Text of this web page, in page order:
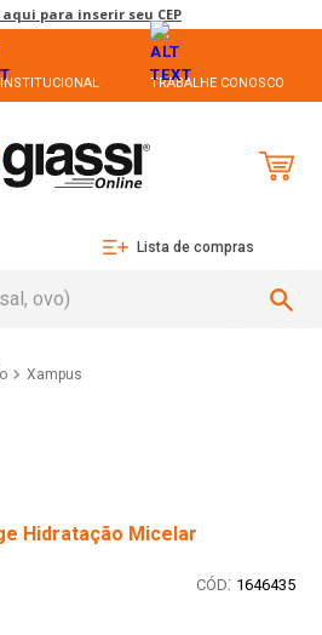
para inserir seu CEP
TRABALHE CONOSCO
Lista de compras
Xampus
Hidratação Micelar
: 1646435